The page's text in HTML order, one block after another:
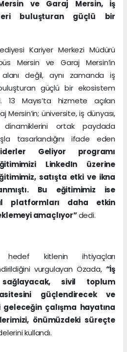
ve Garaj Mersin, iş
buluşturan güçlü bir
Kariyer Merkezi Müdürü
Mersin ve Garaj Mersin’in
değil, aynı zamanda iş
güçlü bir ekosistem
13 Mayıs’ta hizmete açılan
Mersin’in; üniversite, iş dünyası,
ortak paydada
tasarlandığını ifade eden
Geliyor programı
LinkedIn üzerine
satışta etki ve ikna
Bu eğitimimiz ise
platformları daha etkin
amaçlıyor”dedi.
hedef kitlenin ihtiyaçları
vurgulayan Özada, “İş
sağlayacak, sivil toplum
güçlendirecek ve
çalışma hayatına
önümüzdeki süreçte
kullandı.